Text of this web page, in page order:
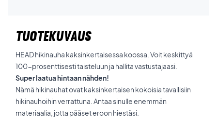
TUOTEKUVAUS
HEAD hikinauha kaksinkertaisessa koossa. Voit keskittyä
100-prosenttisesti taisteluun ja hallita vastustajaasi.
Super laatua hintaan nähden!
Nämä hikinauhat ovat kaksinkertaisen kokoisia tavallisiin
hikinauhoihin verrattuna. Antaa sinulle enemmän
materiaalia, jotta pääset eroon hiestäsi.